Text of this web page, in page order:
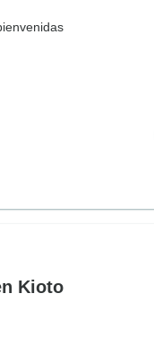
Kioto